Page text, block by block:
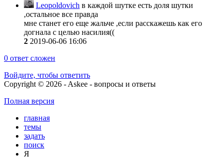
Leopoldovich в каждой шутке есть доля шутки
,остальное все правда
мне станет его еще жальче ,если расскажешь как его
догнала с целью насилия((
2 2019-06-06 16:06
0 ответ сложен
Войдите, чтобы ответить
Copyright © 2026 - Askee - вопросы и ответы
Полная версия
главная
темы
задать
поиск
Я